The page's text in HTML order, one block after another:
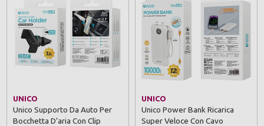
UNICO
Unico Supporto Da Auto Per
Bocchetta D’aria Con Clip
UNICO
Unico Power Bank Ricarica
Super Veloce Con Cavo